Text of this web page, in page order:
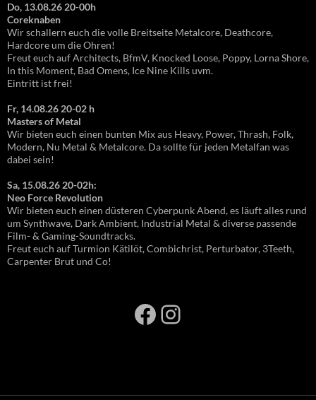
Do, 13.08.26 20-00h
Coreknaben
Wir schallern euch die volle Breitseite Metalcore, Deathcore,
Hardcore um die Ohren!
Freut euch auf Architects, BfmV, Knocked Loose, Poppy, Lorna Shore,
In this Moment, Bad Omens, Ice Nine Kills uvm.
Eintritt ist frei!
Fr, 14.08.26 20-02 h
Masters of Metal
Wir bieten euch einen bunten Mix aus Heavy, Power, Thrash, Folk,
Modern, Nu Metal & Metalcore. Da sollte für jeden Metalfan was
dabei sein!
Sa, 15.08.26 20-02h:
Neo Force Revolution
Wir bieten euch einen düsteren Cyberpunk Abend, es läuft alles rund
um Synthwave, Dark Ambient, Industrial Metal & diverse passende
Film- & Gaming-Soundtracks.
Freut euch auf Turmion Kätilöt, Combichrist, Perturbator, 3Teeth,
Carpenter Brut und Co!
Facebook
Instagram